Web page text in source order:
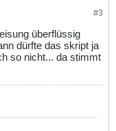
#3
überflüssig
dürfte das skript ja
so nicht... da stimmt